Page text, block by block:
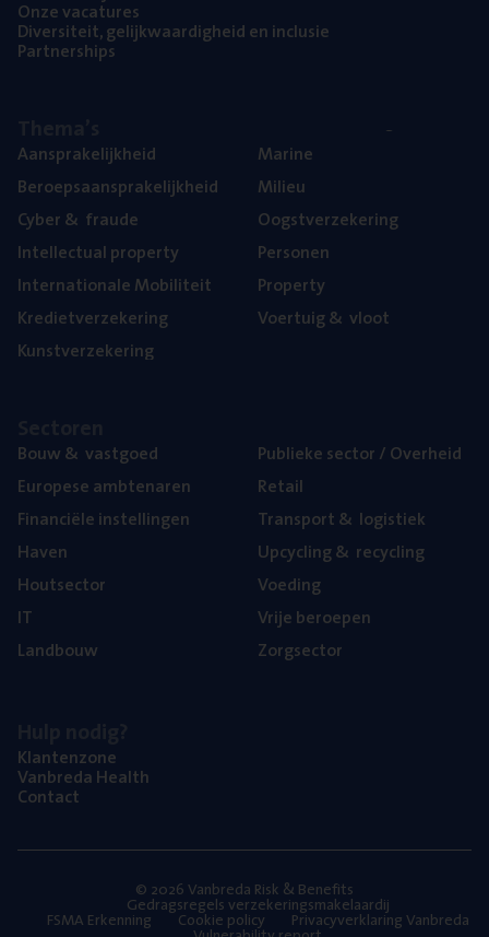
Onze vaca­tu­res
Diver­si­teit, gelijk­waar­dig­heid en inclusie
Part­ner­ships
Aan­spra­ke­lijk­heid
Beroeps­aan­spra­ke­lijk­heid
Cyber& fraude
Intel­lec­tu­al property
Inter­na­ti­o­na­le Mobiliteit
Kre­diet­ver­ze­ke­ring
Kunst­ver­ze­ke­ring
Mari­ne
Mili­eu
Oogst­ver­ze­ke­ring
Per­so­nen
Pro­per­ty
Voer­tuig& vloot
Bouw& vastgoed
Euro­pe­se ambtenaren
Finan­ci­ë­le instellingen
Haven
Hout­sec­tor
IT
Land­bouw
Publie­ke sec­tor / Overheid
Retail
Trans­port& logistiek
Upcy­cling& recycling
Voe­ding
Vrije beroe­pen
Zorg­sec­tor
Klan­ten­zo­ne
Van­b­re­da Health
Con­tact
© 2026 Vanbreda Risk & Benefits
Gedragsregels verzekeringsmakelaardij
FSMA Erkenning Cookie policy Privacyverklaring Vanbreda